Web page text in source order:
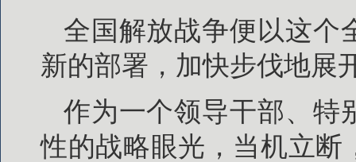
全国解放战争便以这个
新的部署，加快步伐地展
作为一个领导干部、特
性的战略眼光，当机立断